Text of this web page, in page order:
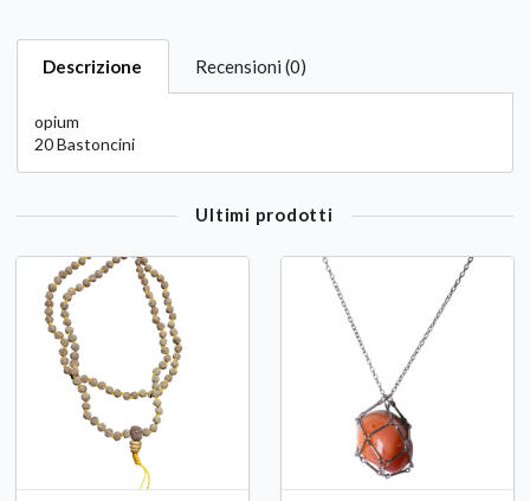
Descrizione Recensioni (0)
opium
20 Bastoncini
Ultimi prodotti